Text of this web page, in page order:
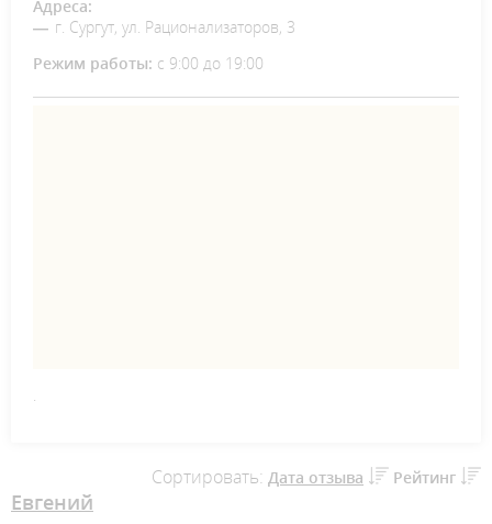
Адреса:
г. Сургут, ул. Рационализаторов, 3
Режим работы: с 9:00 до 19:00
Сортировать: Дата отзыва Рейтинг
Евгений